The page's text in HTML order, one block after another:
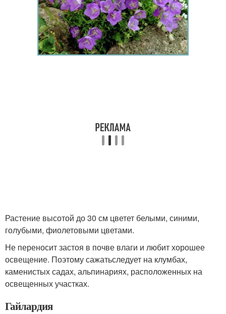
Растение высотой до 30 см цветет белыми, синими,
голубыми, фиолетовыми цветами.
Не переносит застоя в почве влаги и любит хорошее
освещение. Поэтому сажатьследует на клумбах,
каменистых садах, альпинариях, расположенных на
освещенных участках.
Гайлардия